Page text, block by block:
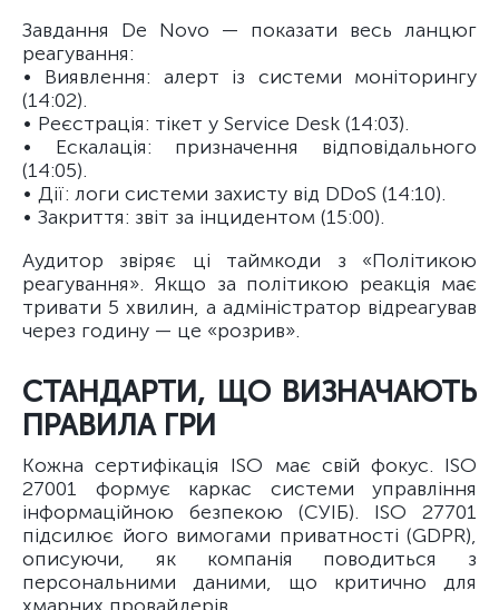
Завдання De Novo — показати весь ланцюг
реагування:
• Виявлення: алерт із системи моніторингу
(14:02).
• Реєстрація: тікет у Service Desk (14:03).
• Ескалація: призначення відповідального
(14:05).
• Дії: логи системи захисту від DDoS (14:10).
• Закриття: звіт за інцидентом (15:00).
Аудитор звіряє ці таймкоди з «Політикою
реагування». Якщо за політикою реакція має
тривати 5 хвилин, а адміністратор відреагував
через годину — це «розрив».
СТАНДАРТИ, ЩО ВИЗНАЧАЮТЬ
ПРАВИЛА ГРИ
Кожна сертифікація ISO має свій фокус. ISO
27001 формує каркас системи управління
інформаційною безпекою (СУІБ). ISO 27701
підсилює його вимогами приватності (GDPR),
описуючи, як компанія поводиться з
персональними даними, що критично для